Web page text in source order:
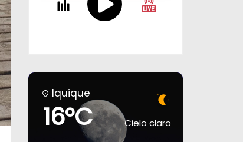
Iquique
16°C Cielo claro